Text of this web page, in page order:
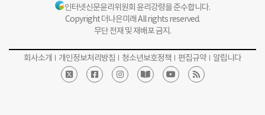
인터넷신문윤리위원회 윤리강령을 준수합니다.
Copyright 더나은미래 All rights reserved.
무단 전재 및 재배포 금지.
회사소개 개인정보처리방침 청소년보호정책 편집규약 알립니다